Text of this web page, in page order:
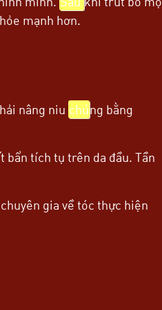
mạnh hơn.
nâng niu chúng bằng
bẩn tích tụ trên da đầu. Tần
gia về tóc thực hiện